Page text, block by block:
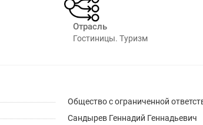
Отрасль
Гостиницы. Туризм
Общество с ограниченной
Сандырев Геннадий Геннадьевич